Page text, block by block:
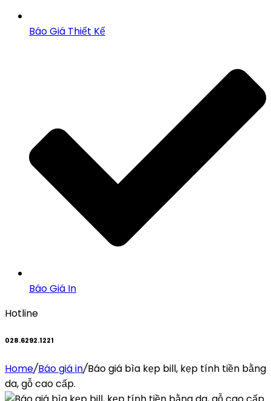
Báo Giá Thiết Kế
Báo Giá In
Hotline
028.6292.1221
Home/Báo giá in/Báo giá bìa kẹp bill, kẹp tính tiền bằng
da, gỗ cao cấp.